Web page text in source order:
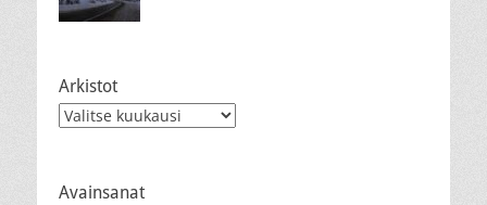
Arkistot
Arkistot
Avainsanat